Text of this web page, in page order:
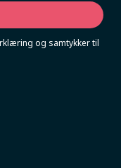
og samtykker til